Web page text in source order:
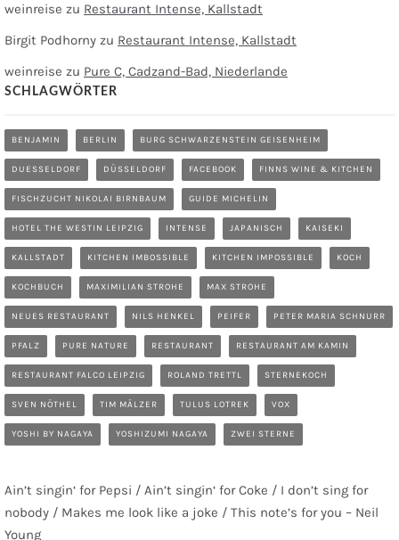
weinreise zu Restaurant Intense, Kallstadt
Birgit Podhorny zu Restaurant Intense, Kallstadt
weinreise zu Pure C, Cadzand-Bad, Niederlande
SCHLAGWÖRTER
BENJAMIN BERLIN BURG SCHWARZENSTEIN GEISENHEIM
DUESSELDORF DÜSSELDORF FACEBOOK FINNS WINE & KITCHEN
FISCHZUCHT NIKOLAI BIRNBAUM GUIDE MICHELIN
HOTEL THE WESTIN LEIPZIG INTENSE JAPANISCH KAISEKI
KALLSTADT KITCHEN IMBOSSIBLE KITCHEN IMPOSSIBLE KOCH
KOCHBUCH MAXIMILIAN STROHE MAX STROHE
NEUES RESTAURANT NILS HENKEL PEIFER PETER MARIA SCHNURR
PFALZ PURE NATURE RESTAURANT RESTAURANT AM KAMIN
RESTAURANT FALCO LEIPZIG ROLAND TRETTL STERNEKOCH
SVEN NÖTHEL TIM MÄLZER TULUS LOTREK VOX
YOSHI BY NAGAYA YOSHIZUMI NAGAYA ZWEI STERNE
Ain’t singin‘ for Pepsi / Ain’t singin‘ for Coke / I don’t sing for
nobody / Makes me look like a joke / This note’s for you – Neil
Young